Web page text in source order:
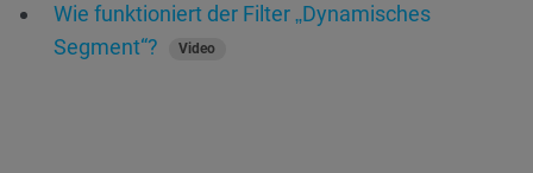
Wie funktioniert der Filter „Dynamisches
Segment“?
Video